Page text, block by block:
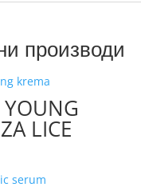
производи
LICE